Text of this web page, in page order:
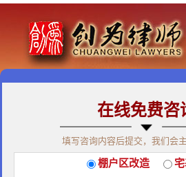
免费咨询热线：400-900-
经典案例 | 律师团队 拆迁
在线免费咨
填写咨询内容后提交，我们会
棚户区改造